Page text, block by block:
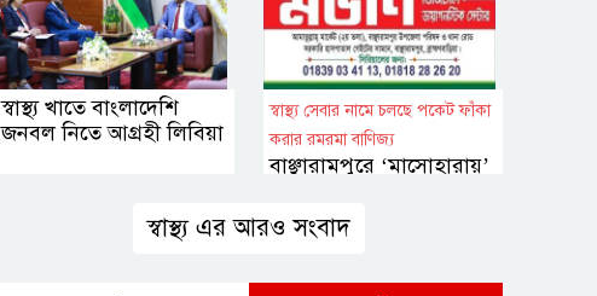
স্বাস্থ্য খাতে বাংলাদেশি
জনবল নিতে আগ্রহী লিবিয়া
স্বাস্থ্য সেবার নামে চলছে পকেট ফাঁকা
করার রমরমা বাণিজ্য
বাঞ্ছারামপুরে ‘মাসোহারায়’
স্বাস্থ্য এর আরও সংবাদ